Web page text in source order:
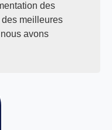
des
des meilleures
avons